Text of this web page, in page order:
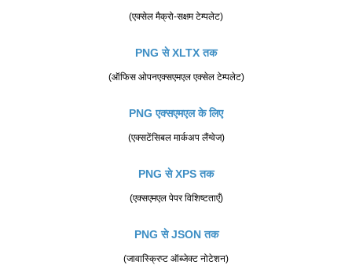
(एक्सेल मैक्रो-सक्षम टेम्पलेट)
PNG से XLTX तक
(ऑफिस ओपनएक्सएमएल एक्सेल टेम्पलेट)
PNG एक्सएमएल के लिए
(एक्सटेंसिबल मार्कअप लैंग्वेज)
PNG से XPS तक
(एक्सएमएल पेपर विशिष्टताएँ)
PNG से JSON तक
(जावास्क्रिप्ट ऑब्जेक्ट नोटेशन)